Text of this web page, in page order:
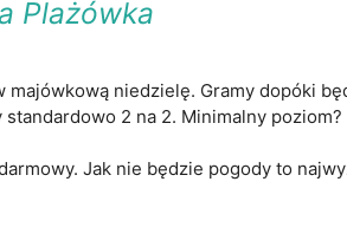
Plażówka
majówkową niedzielę. Gramy dopóki
standardowo 2 na 2. Minimalny
Jak nie będzie pogody to